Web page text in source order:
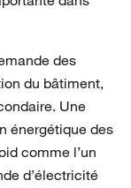
des
du bâtiment,
Une
énergétique des
comme l’un
d’électricité